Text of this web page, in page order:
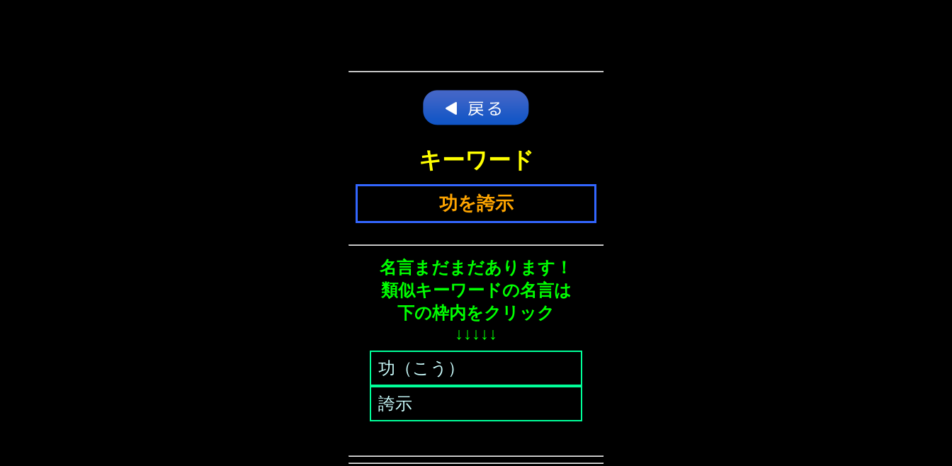
キーワード
功を誇示
名言まだまだあります！
類似キーワードの名言は
下の枠内をクリック
↓↓↓↓↓
功（こう）
誇示